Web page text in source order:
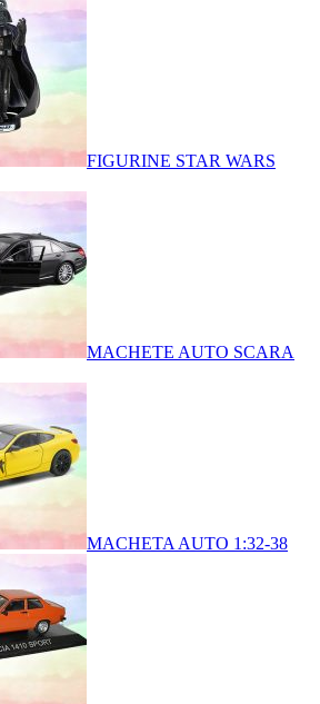
FIGURINE STAR WARS
MACHETE AUTO SCARA
MACHETA AUTO 1:32-38